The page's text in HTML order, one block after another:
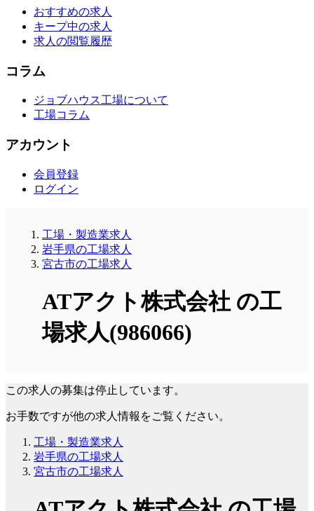
おすすめの求人
キープ中の求人
求人の閲覧履歴
コラム
ジョブハウス工場について
工場コラム
アカウント
会員登録
ログイン
工場・製造業求人
岩手県の工場求人
宮古市の工場求人
ATアクト株式会社 の工
場求人(986066)
この求人の募集は停止しています。
お手数ですが他の求人情報をご覧ください。
工場・製造業求人
岩手県の工場求人
宮古市の工場求人